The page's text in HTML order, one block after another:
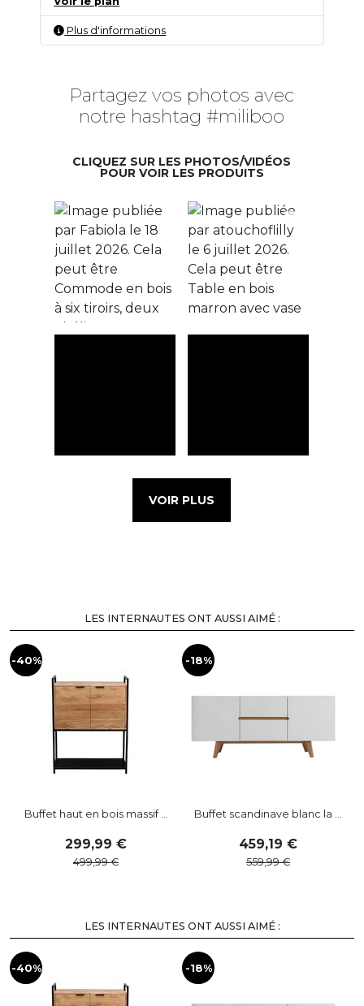
Plus d'informations
Partagez vos photos avec
notre hashtag #miliboo
CLIQUEZ SUR LES PHOTOS/VIDÉOS
POUR VOIR LES PRODUITS
VOIR PLUS
LES INTERNAUTES ONT AUSSI AIMÉ :
-40%
Buffet haut en bois massif ...
299,99
499,99
-18%
Buffet scandinave blanc la ...
459,19
559,99
LES INTERNAUTES ONT AUSSI AIMÉ :
-40% -18%